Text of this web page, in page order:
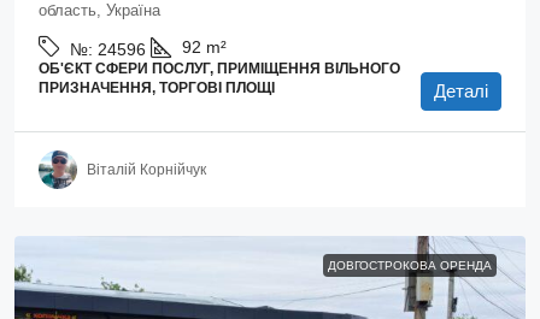
область, Україна
№: 24596 92 m²
ОБ'ЄКТ СФЕРИ ПОСЛУГ, ПРИМІЩЕННЯ ВІЛЬНОГО
ПРИЗНАЧЕННЯ, ТОРГОВІ ПЛОЩІ
Деталі
Віталій Корнійчук
ДОВГОСТРОКОВА ОРЕНДА